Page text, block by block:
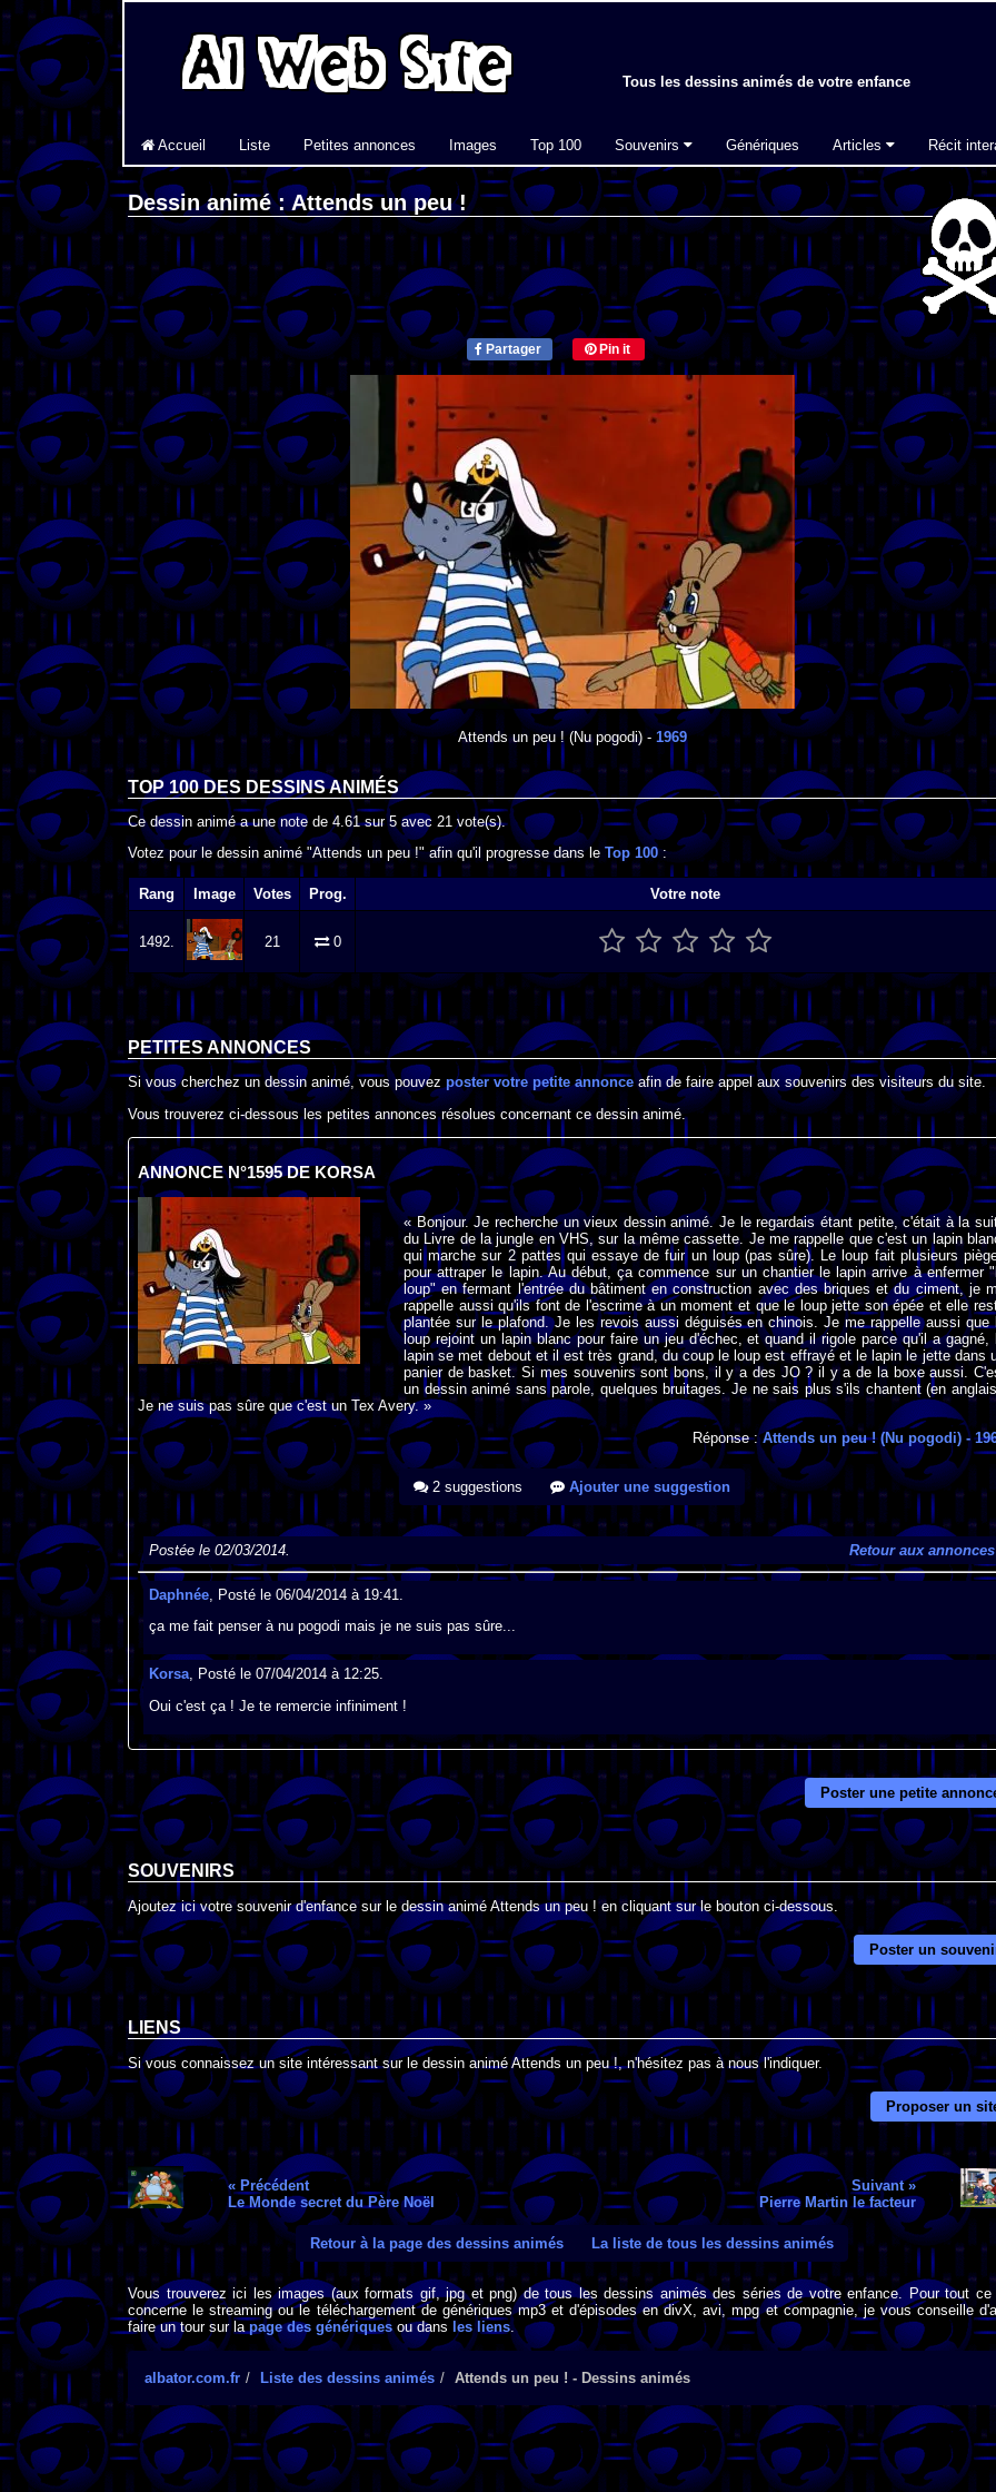
Tous les dessins animés de votre enfance
Accueil Liste Petites annonces Images Top 100 Souvenirs Génériques Articles Récit
Dessin animé : Attends un peu !
Partager Pin it
Attends un peu !(Nu pogodi) - 1969
TOP 100 DES DESSINS ANIMÉS
Ce dessin animé a une note de 4.61sur5 avec 21 vote(s).
Votez pour le dessin animé "Attends un peu !" afin qu'il progresse dans le Top 100:
Rang Image Votes Prog. Votre note
1492. 21 0
PETITES ANNONCES
Si vous cherchez un dessin animé, vous pouvez poster votre petite annonceafin de faire appel aux souvenirs des visiteurs du site.
Vous trouverez ci-dessous les petites annonces résolues concernant ce dessin animé.
ANNONCE N°1595 DE KORSA
« Bonjour. Je recherche un vieux dessin animé. Je le regardais étant petite, c'était à la
du Livre de la jungle en VHS, sur la même cassette. Je me rappelle que c'est un lapin
qui marche sur 2 pattes qui essaye de fuir un loup (pas sûre). Le loup fait plusieurs
pour attraper le lapin. Au début, ça commence sur un chantier le lapin arrive à enfermer
loup" en fermant l'entrée du bâtiment en construction avec des briques et du ciment, je
rappelle aussi qu'ils font de l'escrime à un moment et que le loup jette son épée et elle
plantée sur le plafond. Je les revois aussi déguisés en chinois. Je me rappelle aussi que
loup rejoint un lapin blanc pour faire un jeu d'échec, et quand il rigole parce qu'il a gagné,
lapin se met debout et il est très grand, du coup le loup est effrayé et le lapin le jette dans
panier de basket. Si mes souvenirs sont bons, il y a des JO ? il y a de la boxe aussi.
un dessin animé sans parole, quelques bruitages. Je ne sais plus s'ils chantent (en
Je ne suis pas sûre que c'est un Tex Avery. »
Réponse :Attends un peu ! (Nu pogodi) -
2 suggestions Ajouter une suggestion
Postée le 02/03/2014. Retour aux annonces
Daphnée, Posté le 06/04/2014 à 19:41.
ça me fait penser à nu pogodi mais je ne suis pas sûre...
Korsa, Posté le 07/04/2014 à 12:25.
Oui c'est ça ! Je te remercie infiniment !
Poster une petite
SOUVENIRS
Ajoutez ici votre souvenir d'enfance sur le dessin animé Attends un peu ! en cliquant sur le bouton ci-dessous.
Poster un
LIENS
Si vous connaissez un site intéressant sur le dessin animé Attends un peu !, n'hésitez pas à nous l'indiquer.
Proposer un
« Précédent
Le Monde secret du Père Noël
Suivant »
Pierre Martin le facteur
Retour à la page des dessins animés La liste de tous les dessins animés
Vous trouverez ici les images (aux formats gif, jpg et png) de tous les dessins animés des séries de votre enfance. Pour tout ce
concerne le streaming ou le téléchargement de génériques mp3 et d'épisodes en divX, avi, mpg et compagnie, je vous conseille
faire un tour sur lapage des génériquesou dans les liens.
albator.com.fr Liste des dessins animés Attends un peu ! - Dessins animés